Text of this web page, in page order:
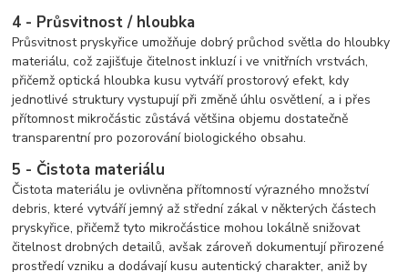
4 - Průsvitnost / hloubka
Průsvitnost pryskyřice umožňuje dobrý průchod světla do hloubky
materiálu, což zajišťuje čitelnost inkluzí i ve vnitřních vrstvách,
přičemž optická hloubka kusu vytváří prostorový efekt, kdy
jednotlivé struktury vystupují při změně úhlu osvětlení, a i přes
přítomnost mikročástic zůstává většina objemu dostatečně
transparentní pro pozorování biologického obsahu.
5 - Čistota materiálu
Čistota materiálu je ovlivněna přítomností výrazného množství
debris, které vytváří jemný až střední zákal v některých částech
pryskyřice, přičemž tyto mikročástice mohou lokálně snižovat
čitelnost drobných detailů, avšak zároveň dokumentují přirozené
prostředí vzniku a dodávají kusu autentický charakter, aniž by